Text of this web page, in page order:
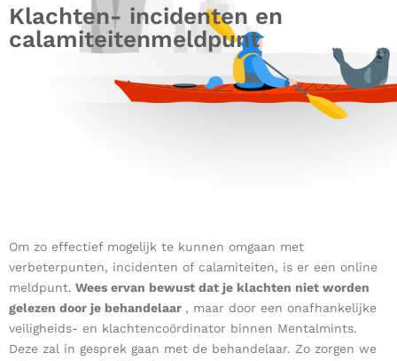
Klachten- incidenten en
calamiteitenmeldpunt
Om zo effectief mogelijk te kunnen omgaan met
verbeterpunten, incidenten of calamiteiten, is er een online
meldpunt. Wees ervan bewust dat je klachten niet worden
gelezen door je behandelaar , maar door een onafhankelijke
veiligheids- en klachtencoördinator binnen Mentalmints.
Deze zal in gesprek gaan met de behandelaar. Zo zorgen we